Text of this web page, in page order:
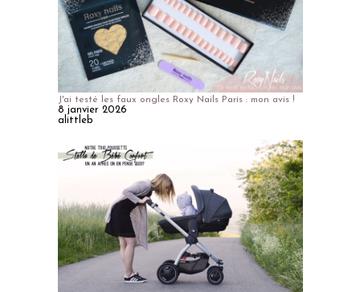
J'ai testé les faux ongles Roxy Nails Paris : mon avis !
8 janvier 2026
alittleb